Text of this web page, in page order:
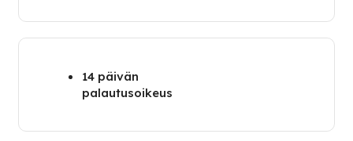
14 päivän
palautusoikeus